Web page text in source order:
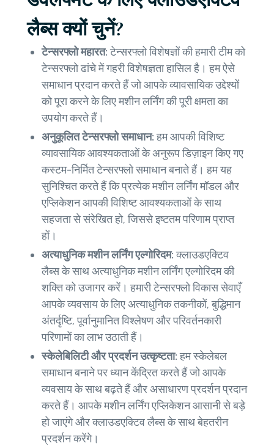
लैब्स क्यों चुनें?
टेन्सरफ्लो महारत:टेन्सरफ्लो विशेषज्ञों की हमारी टीम को
टेन्सरफ्लो ढांचे में गहरी विशेषज्ञता हासिल है। हम ऐसे
समाधान प्रदान करते हैं जो आपके व्यावसायिक उद्देश्यों
को पूरा करने के लिए मशीन लर्निंग की पूरी क्षमता का
उपयोग करते हैं।
अनुकूलित टेन्सरफ्लो समाधान:हम आपकी विशिष्ट
व्यावसायिक आवश्यकताओं के अनुरूप डिज़ाइन किए गए
कस्टम-निर्मित टेन्सरफ्लो समाधान बनाते हैं। हम यह
सुनिश्चित करते हैं कि प्रत्येक मशीन लर्निंग मॉडल और
एप्लिकेशन आपकी विशिष्ट आवश्यकताओं के साथ
सहजता से संरेखित हो, जिससे इष्टतम परिणाम प्राप्त
हों।
अत्याधुनिक मशीन लर्निंग एल्गोरिदम:क्लाउडएक्टिव
लैब्स के साथ अत्याधुनिक मशीन लर्निंग एल्गोरिदम की
शक्ति को उजागर करें। हमारी टेन्सरफ्लो विकास सेवाएँ
आपके व्यवसाय के लिए अत्याधुनिक तकनीकों, बुद्धिमान
अंतर्दृष्टि, पूर्वानुमानित विश्लेषण और परिवर्तनकारी
परिणामों का लाभ उठाती हैं।
स्केलेबिलिटी और प्रदर्शन उत्कृष्टता:हम स्केलेबल
समाधान बनाने पर ध्यान केंद्रित करते हैं जो आपके
व्यवसाय के साथ बढ़ते हैं और असाधारण प्रदर्शन प्रदान
करते हैं। आपके मशीन लर्निंग एप्लिकेशन आसानी से बड़े
हो जाएंगे और क्लाउडएक्टिव लैब्स के साथ बेहतरीन
प्रदर्शन करेंगे।